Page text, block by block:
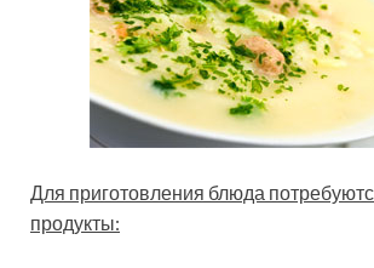
Для приготовления блюда
продукты: